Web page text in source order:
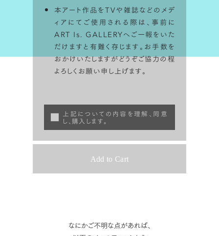
本アート作品をTVや雑誌などのメデ
ィアにてご使用される際は、事前に
ART Is. GALLERYへご一報をいた
だけますと有難く存じます。お手数を
おかけいたしますがどうぞご協力の程
よろしくお願い申し上げます。
上記についての内容を理解、同意
し、購入します。
なにかご不明な点があれば、